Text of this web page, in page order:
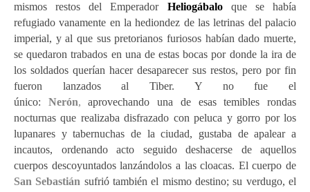
mismos restos del Emperador Heliogábaloque se había
refugiado vanamente enla hediondez de las letrinas del palacio
imperial, y al que sus pretorianos furiosos habían dado muerte,
se quedaron trabados en una de estas bocas por donde la ira de
los soldados querían hacer desaparecer sus restos, pero por fin
fueron lanzados al Tiber. Y no fue el
único: Nerón,
aprovechando una de esas temibles rondas
nocturnas que realizaba disfrazado con peluca y gorro por los
lupanares y tabernuchas de la ciudad, gustaba de apalear a
incautos, ordenando acto seguido deshacerse de aquellos
cuerpos descoyuntados lanzándolos a las cloacas. El cuerpo de
San Sebastián sufrió también el mismo destino; su verdugo, el